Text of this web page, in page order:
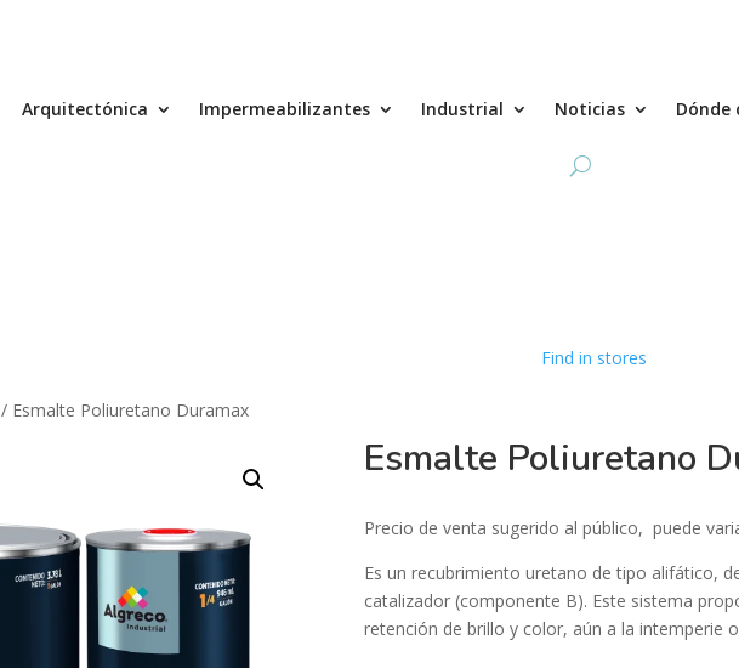
Arquitectónica Impermeabilizantes Industrial Noticias Dónde
Find in stores
/ Esmalte Poliuretano Duramax
Esmalte Poliuretano
Precio de venta sugerido al público, puede
Es un recubrimiento uretano de tipo alifático,
catalizador (componente B). Este sistema
retención de brillo y color, aún a la intemperie